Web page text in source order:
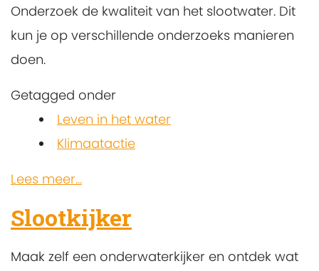
Onderzoek de kwaliteit van het slootwater. Dit
kun je op verschillende onderzoeks manieren
doen.
Getagged onder
Leven in het water
Klimaatactie
Lees meer...
Slootkijker
Maak zelf een onderwaterkijker en ontdek wat